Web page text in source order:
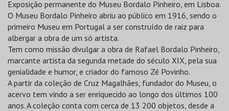
Exposição permanente do Museu Bordalo Pinheiro, em Lisboa.
O Museu Bordalo Pinheiro abriu ao público em 1916, sendo o
primeiro Museu em Portugal a ser construído de raiz para
albergar a obra de um só artista.
Tem como missão divulgar a obra de Rafael Bordalo Pinheiro,
marcante artista da segunda metade do século XIX, pela sua
genialidade e humor, e criador do famoso Zé Povinho.
A partir da coleção de Cruz Magalhães, fundador do Museu, o
acervo tem vindo a ser enriquecido ao longo dos últimos 100
anos. A coleção conta com cerca de 13 200 objetos, desde a